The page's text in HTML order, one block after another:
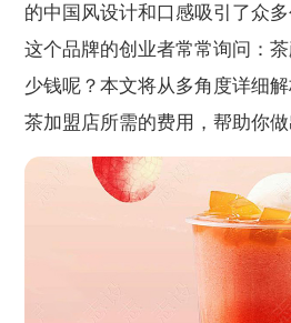
的中国风设计和口感吸引了众
这个品牌的创业者常常询问：
少钱呢？本文将从多角度详细
茶加盟店所需的费用，帮助你做